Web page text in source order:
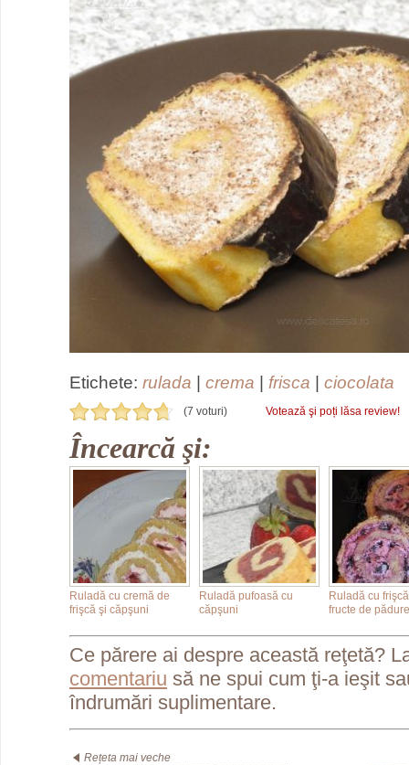
Etichete: rulada | crema | frisca | ciocolata
(7 voturi) Votează şi poți lăsa review!
Încearcă şi:
Ruladă cu cremă de
frişcă şi căpşuni
Ruladă pufoasă cu
căpşuni
Ruladă cu
fructe de pădure
Ce părere ai despre această reţetă?
comentariu să ne spui cum ţi-a ieşit
îndrumări suplimentare.
Rețeta mai veche